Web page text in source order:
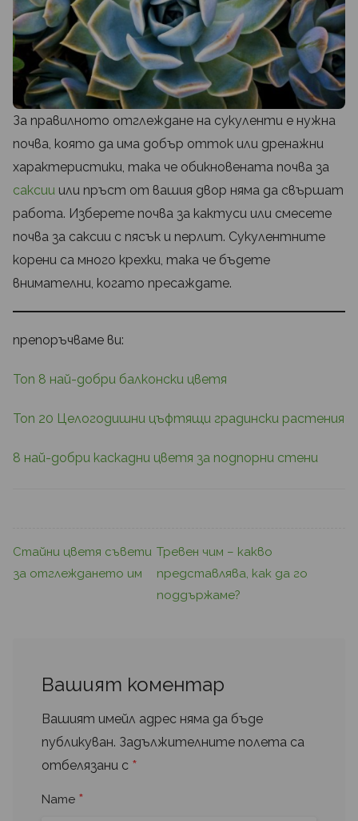
За правилното отглеждане на сукуленти е нужна
почва, която да има добър отток или дренажни
характеристики, така че обикновената почва за
саксии или пръст от вашия двор няма да свършат
работа. Изберете почва за кактуси или смесете
почва за саксии с пясък и перлит. Сукулентните
корени са много крехки, така че бъдете
внимателни, когато пресаждате.
препоръчваме ви:
Топ 8 най-добри балконски цветя
Топ 20 Целогодишни цъфтящи градински растения
8 най-добри каскадни цветя за подпорни стени
Стайни цветя съвети
за отглеждането им
Тревен чим – какво
представлява, как да го
поддържаме?
Вашият коментар
Вашият имейл адрес няма да бъде
публикуван. Задължителните полета са
отбелязани с *
Name *